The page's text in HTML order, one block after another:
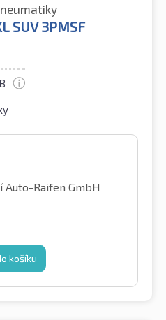
SUV 3PMSF
Raifen GmbH
košíku